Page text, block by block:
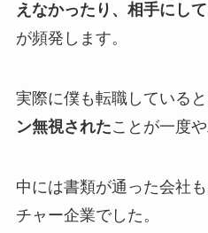
えなかったり、相手にし
が頻発します。
実際に僕も転職していると
ン無視されたことが一度
中には書類が通った会社
チャー企業でした。